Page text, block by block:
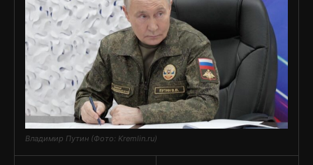
Владимир Путин (Фото: Kremlin.ru)